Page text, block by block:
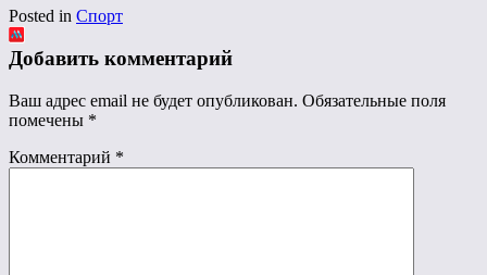
Posted in Спорт
Добавить комментарий
Ваш адрес email не будет опубликован. Обязательные поля
помечены *
Комментарий *